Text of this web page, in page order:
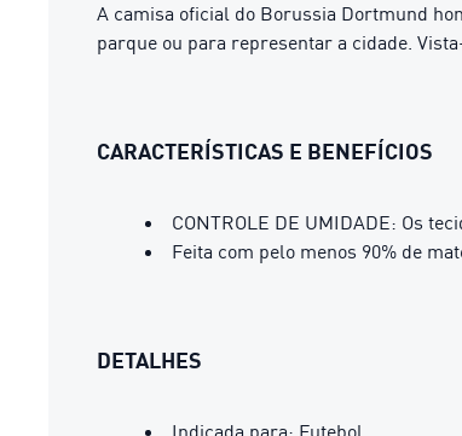
A camisa oficial do Borussia Dortmund
parque ou para representar a cidade.
CARACTERÍSTICAS E BENEFÍCIOS
CONTROLE DE UMIDADE: Os
Feita com pelo menos 90% de
DETALHES
Indicada para: Futebol